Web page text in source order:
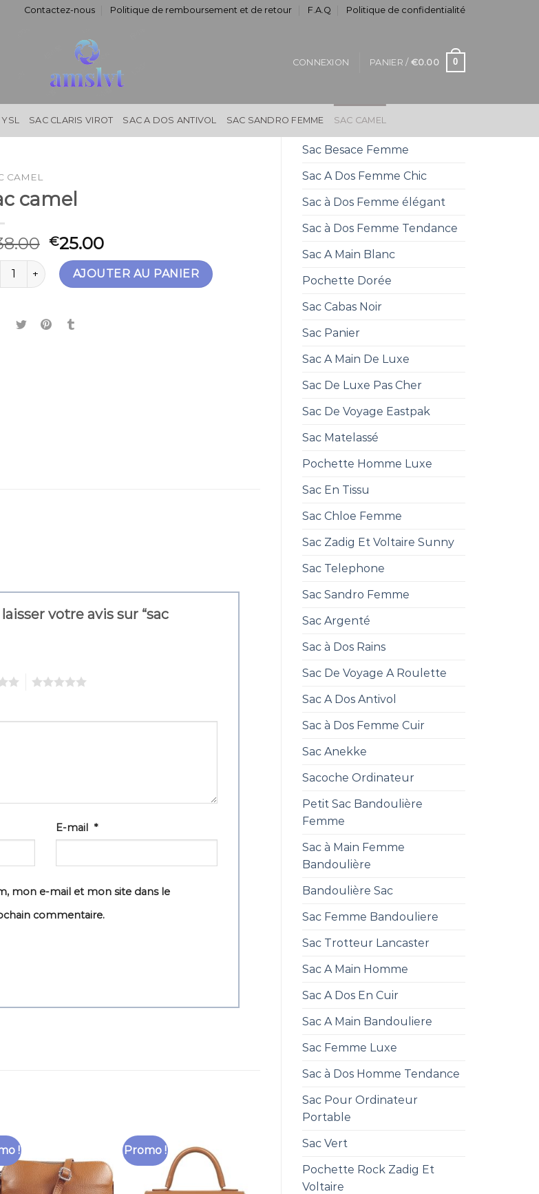
Contactez-nous Politique de remboursement et de retour F.A.Q Politique de confidentialité
CONNEXION PANIER / €0.00 0
YSL SAC CLARIS VIROT SAC A DOS ANTIVOL SAC SANDRO FEMME SAC CAMEL
Sac Besace Femme
Sac A Dos Femme Chic
Sac à Dos Femme élégant
Sac à Dos Femme Tendance
Sac A Main Blanc
Pochette Dorée
Sac Cabas Noir
Sac Panier
Sac A Main De Luxe
Sac De Luxe Pas Cher
Sac De Voyage Eastpak
Sac Matelassé
Pochette Homme Luxe
Sac En Tissu
Sac Chloe Femme
Sac Zadig Et Voltaire Sunny
Sac Telephone
Sac Sandro Femme
Sac Argenté
Sac à Dos Rains
Sac De Voyage A Roulette
Sac A Dos Antivol
Sac à Dos Femme Cuir
Sac Anekke
Sacoche Ordinateur
Petit Sac Bandoulière
Femme
Sac à Main Femme
Bandoulière
Bandoulière Sac
Sac Femme Bandouliere
Sac Trotteur Lancaster
Sac A Main Homme
Sac A Dos En Cuir
Sac A Main Bandouliere
Sac Femme Luxe
Sac à Dos Homme Tendance
Sac Pour Ordinateur
Portable
Sac Vert
Pochette Rock Zadig Et
Voltaire
CAMEL
camel
€25.00
de sac camelAJOUTER AU PANIER
votre avis sur “sac
E-mail*
mon e-mail et mon site dans le
commentaire.
! Promo !